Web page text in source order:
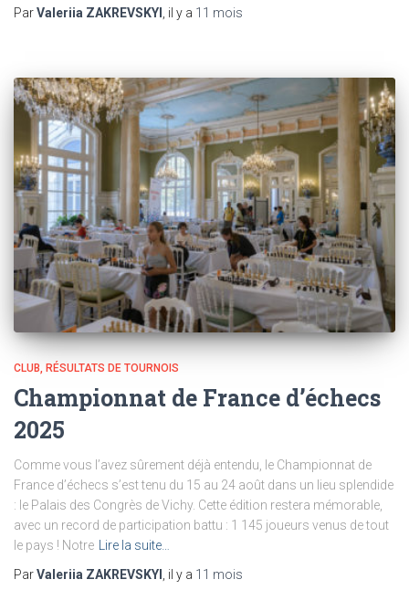
ParValeriia ZAKREVSKYI , il y a 11 mois
CLUB RÉSULTATS DE TOURNOIS
Championnat de France d’échecs
2025
Comme vous l’avez sûrement déjà entendu, le Championnat de
France d’échecs s’est tenu du 15 au 24 août dans un lieu splendide
: le Palais des Congrès de Vichy. Cette édition restera mémorable,
avec un record de participation battu : 1 145 joueurs venus de tout
le pays ! Notre
Lire la suite…
ParValeriia ZAKREVSKYI , il y a 11 mois